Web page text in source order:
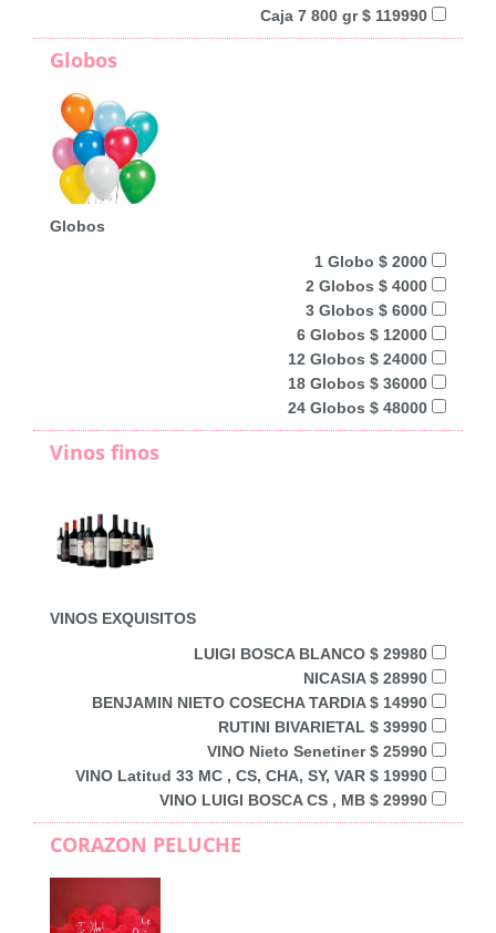
Caja 7 800 gr $ 119990
Globos
Globos
1 Globo $ 2000
2 Globos $ 4000
3 Globos $ 6000
6 Globos $ 12000
12 Globos $ 24000
18 Globos $ 36000
24 Globos $ 48000
Vinos finos
VINOS EXQUISITOS
LUIGI BOSCA BLANCO $ 29980
NICASIA $ 28990
BENJAMIN NIETO COSECHA TARDIA $ 14990
RUTINI BIVARIETAL $ 39990
VINO Nieto Senetiner $ 25990
VINO Latitud 33 MC , CS, CHA, SY, VAR $ 19990
VINO LUIGI BOSCA CS , MB $ 29990
CORAZON PELUCHE